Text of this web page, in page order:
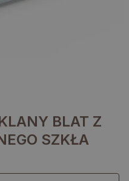
BLAT Z
SZKŁA